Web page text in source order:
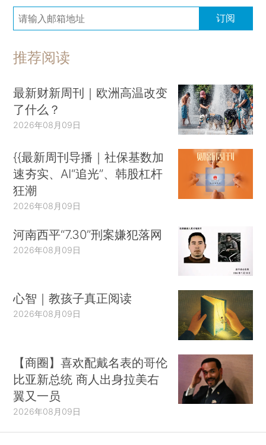
订阅
推荐阅读
最新财新周刊｜欧洲高温改变
了什么？
2026年08月09日
{{最新周刊导播｜社保基数加
速夯实、AI“追光”、韩股杠杆
狂潮
2026年08月09日
河南西平“7.30”刑案嫌犯落网
2026年08月09日
心智｜教孩子真正阅读
2026年08月09日
【商圈】喜欢配戴名表的哥伦
比亚新总统 商人出身拉美右
翼又一员
2026年08月09日